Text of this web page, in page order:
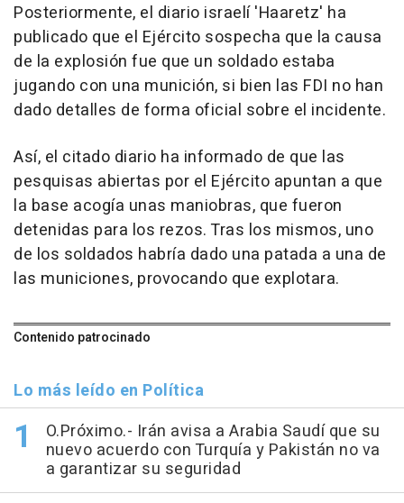
Posteriormente, el diario israelí 'Haaretz' ha
publicado que el Ejército sospecha que la causa
de la explosión fue que un soldado estaba
jugando con una munición, si bien las FDI no han
dado detalles de forma oficial sobre el incidente.
Así, el citado diario ha informado de que las
pesquisas abiertas por el Ejército apuntan a que
la base acogía unas maniobras, que fueron
detenidas para los rezos. Tras los mismos, uno
de los soldados habría dado una patada a una de
las municiones, provocando que explotara.
Contenido patrocinado
Lo más leído en Política
O.Próximo.- Irán avisa a Arabia Saudí que su
nuevo acuerdo con Turquía y Pakistán no va
a garantizar su seguridad